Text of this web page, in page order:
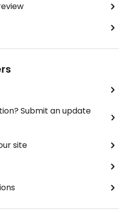
Submit an update
site